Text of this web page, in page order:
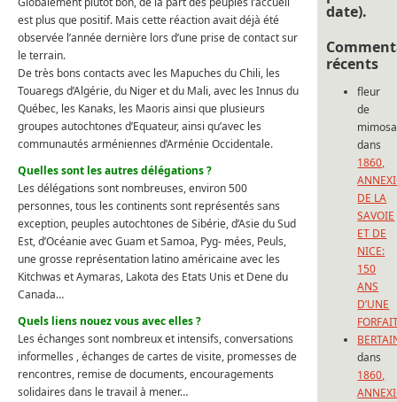
est plus que positif. Mais cette réaction avait déjà été
observée l’année dernière lors d’une prise de contact sur
le terrain.
De très bons contacts avec les Mapuches du Chili, les
Touaregs d’Algérie, du Niger et du Mali, avec les Innus du
Québec, les Kanaks, les Maoris ainsi que plusieurs
groupes autochtones d’Equateur, ainsi qu’avec les
communautés arméniennes d’Arménie Occidentale.
Quelles sont les autres délégations ?
Les délégations sont nombreuses, environ 500
personnes, tous les continents sont représentés sans
exception, peuples autochtones de Sibérie, d’Asie du Sud
Est, d’Océanie avec Guam et Samoa, Pyg- mées, Peuls,
une grosse représentation latino américaine avec les
Kitchwas et Aymaras, Lakota des Etats Unis et Dene du
Canada…
Quels liens nouez vous avec elles ?
Les échanges sont nombreux et intensifs, conversations
informelles , échanges de cartes de visite, promesses de
rencontres, remise de documents, encouragements
solidaires dans le travail à mener…
date).
récents
fleur
de
mimosa
dans
1860,
DE LA
SAVOIE
ET DE
NICE:
150
ANS
D’UNE
dans
1860,